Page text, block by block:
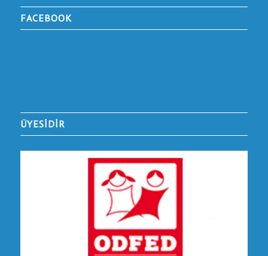
FACEBOOK
ÜYESİDİR